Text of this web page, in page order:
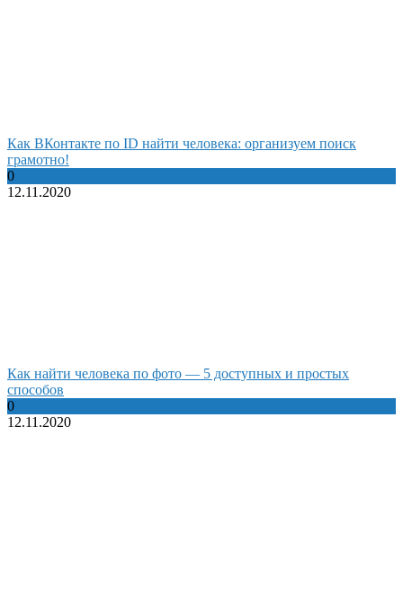
Как ВКонтакте по ID найти человека: организуем поиск
грамотно!
0
12.11.2020
Как найти человека по фото — 5 доступных и простых
способов
0
12.11.2020